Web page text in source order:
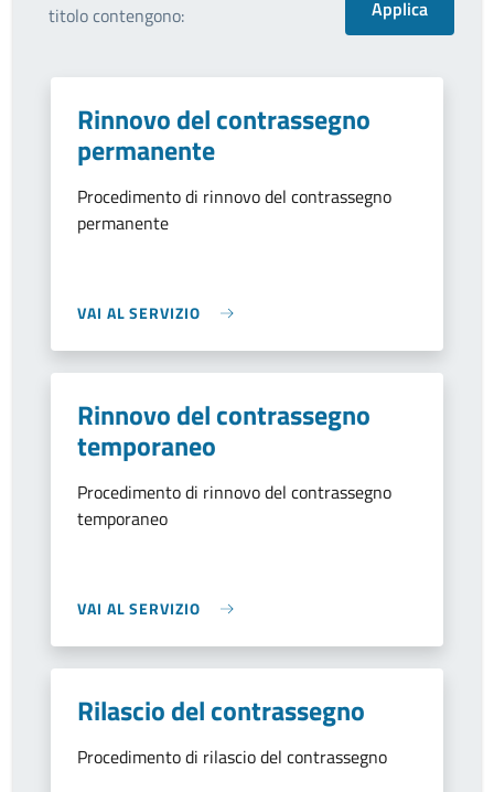
titolo contengono:
Rinnovo del contrassegno
permanente
Procedimento di rinnovo del contrassegno
permanente
VAI AL SERVIZIO
Rinnovo del contrassegno
temporaneo
Procedimento di rinnovo del contrassegno
temporaneo
VAI AL SERVIZIO
Rilascio del contrassegno
Procedimento di rilascio del contrassegno